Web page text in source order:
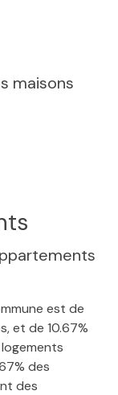
maisons
est de
et de 10.67%
des
des